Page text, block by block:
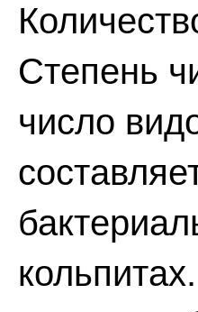
Степень
число